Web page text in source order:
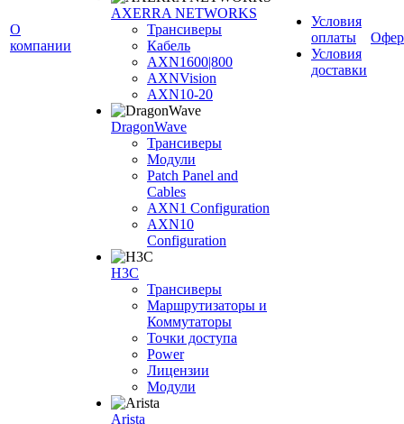
О
компании
AXERRA NETWORKS
Трансиверы
Кабель
AXN1600|800
AXNVision
AXN10-20
DragonWave
Трансиверы
Модули
Patch Panel and
Cables
AXN1 Configuration
AXN10
Configuration
H3С
Трансиверы
Маршрутизаторы и
Коммутаторы
Точки доступа
Power
Лицензии
Модули
Arista
Условия
оплаты
Условия
доставки